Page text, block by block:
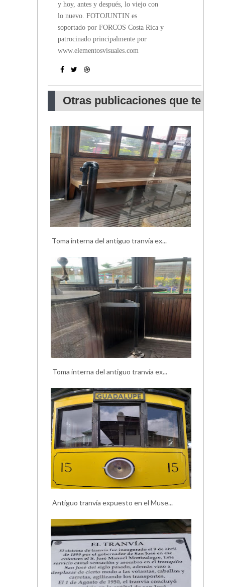
y hoy, antes y después, lo viejo con
lo nuevo. FOTOJUNTIN es
soportado por FORCOS Costa Rica y
patrocinado principalmente por
www.elementosvisuales.com
Otras publicaciones que te
Toma interna del antiguo tranvía ex...
Toma interna del antiguo tranvía ex...
Antiguo tranvía expuesto en el Muse...